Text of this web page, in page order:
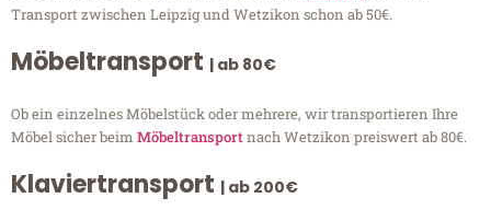
Transport zwischen Leipzig und Wetzikon schon ab 50€.
Möbeltransport | ab 80€
Ob ein einzelnes Möbelstück oder mehrere, wir transportieren Ihre
Möbel sicher beim Möbeltransportnach Wetzikon preiswert ab 80€.
Klaviertransport | ab 200€